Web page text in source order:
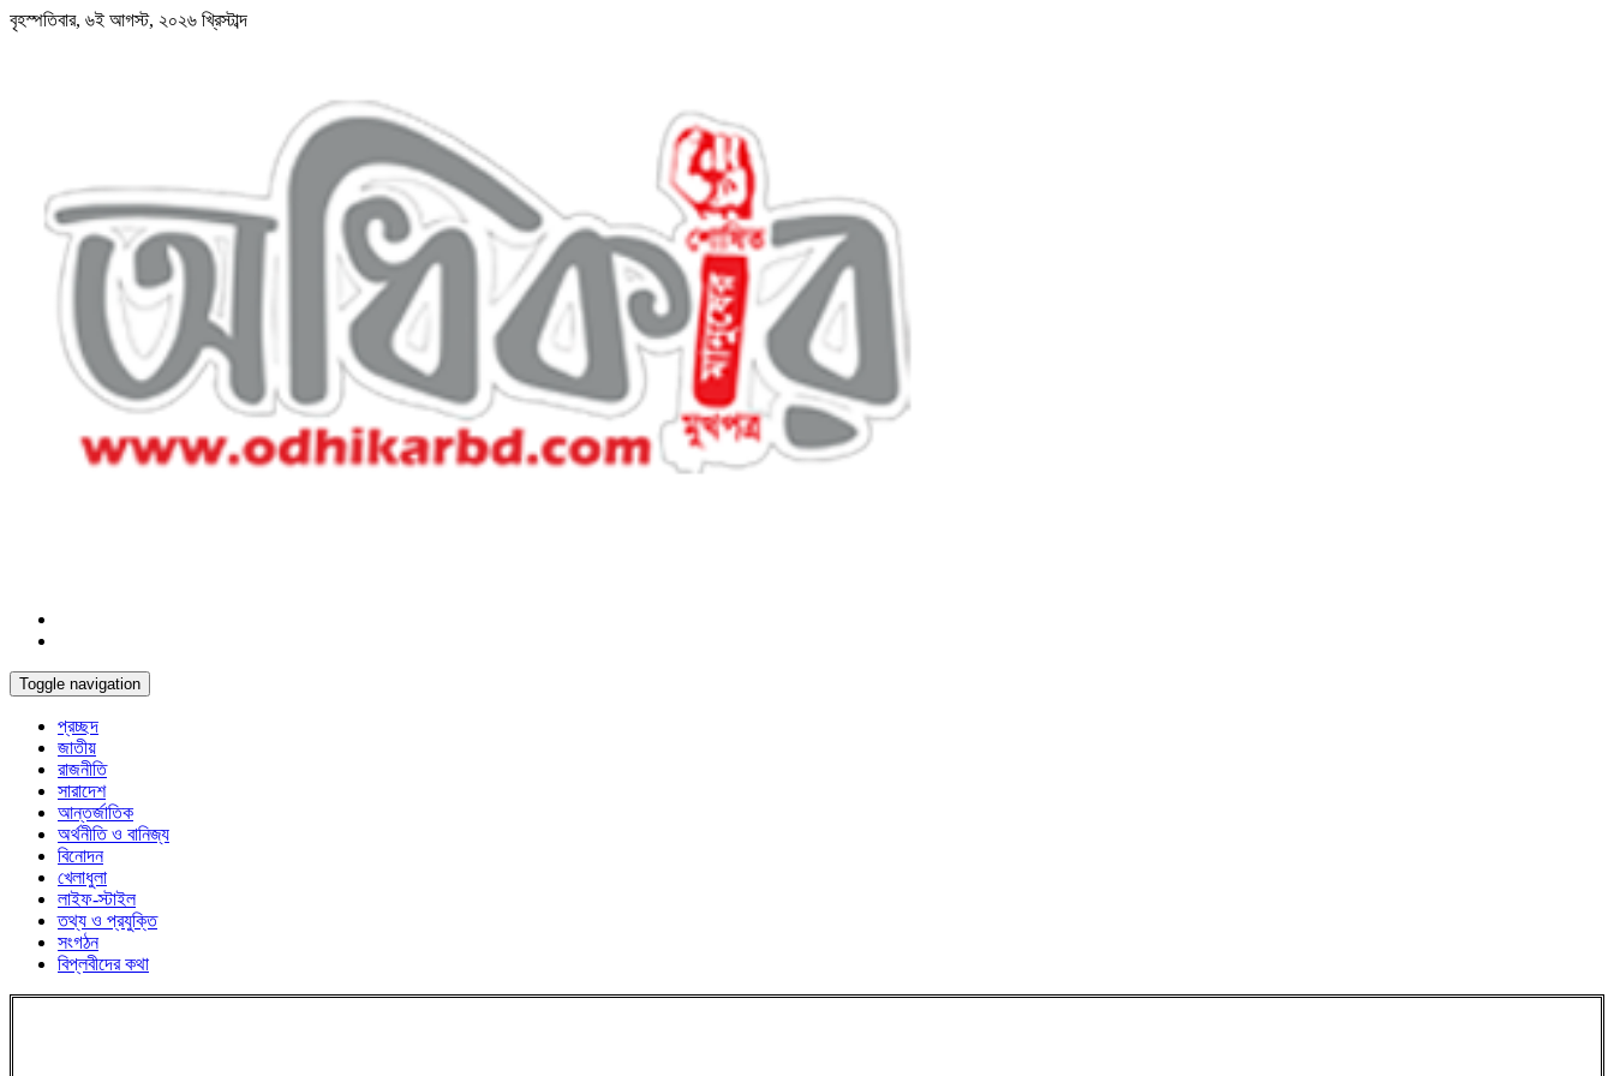
বৃহস্পতিবার, ৬ই আগস্ট, ২০২৬ খ্রিস্টাব্দ
Toggle navigation
প্রচ্ছদ
জাতীয়
রাজনীতি
সারাদেশ
আন্তর্জাতিক
অর্থনীতি ও বানিজ্য
বিনোদন
খেলাধুলা
লাইফ-স্টাইল
তথ্য ও প্রযুক্তি
সংগঠন
বিপ্লবীদের কথা